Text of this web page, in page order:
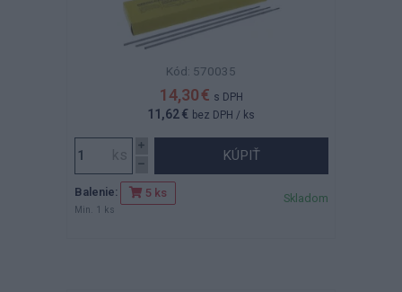
Kód: 570035
14,30 € s DPH
11,62 € bez DPH / ks
KÚPIŤ
Balenie: 5 ks
Min. 1 ks
Skladom